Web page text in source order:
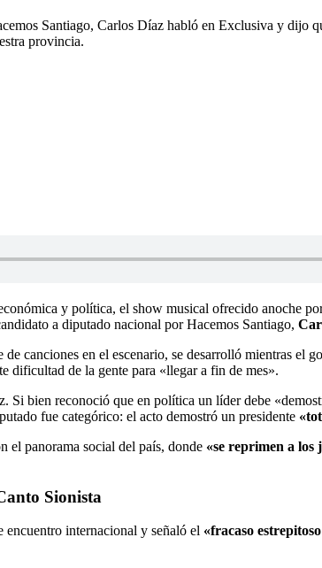
Santiago, Carlos Díaz habló en Exclusiva y dijo
provincia.
y política, el show musical ofrecido anoche
a diputado nacional por Hacemos Santiago,
canciones en el escenario, se desarrolló mientras
dificultad de la gente para «llegar a fin de mes».
Si bien reconoció que en política un líder debe
fue categórico: el acto demostró un presidente
el panorama social del país, donde «se reprimen a los
Sionista
internacional y señaló el «fracaso